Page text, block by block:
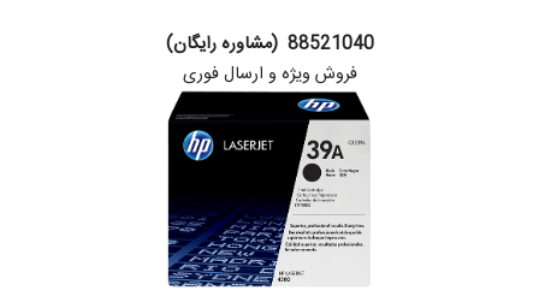
88521040 (مشاوره رایگان)
فروش ویژه و ارسال فوری